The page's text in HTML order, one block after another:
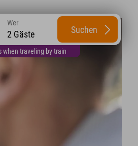
when traveling by train
Wer
2 Gäste Suchen